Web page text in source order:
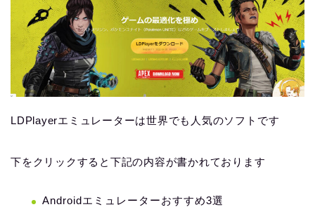
LDPlayerエミュレーターは世界でも人気のソフトです
下をクリックすると下記の内容が書かれております
Androidエミュレーターおすすめ3選